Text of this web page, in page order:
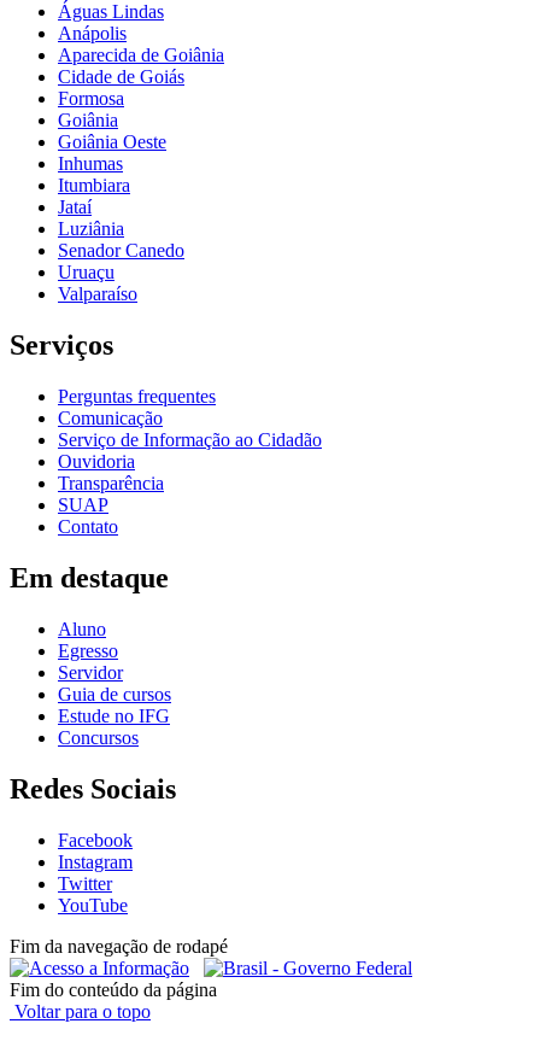
Águas Lindas
Anápolis
Aparecida de Goiânia
Cidade de Goiás
Formosa
Goiânia
Goiânia Oeste
Inhumas
Itumbiara
Jataí
Luziânia
Senador Canedo
Uruaçu
Valparaíso
Serviços
Perguntas frequentes
Comunicação
Serviço de Informação ao Cidadão
Ouvidoria
Transparência
SUAP
Contato
Em destaque
Aluno
Egresso
Servidor
Guia de cursos
Estude no IFG
Concursos
Redes Sociais
Facebook
Instagram
Twitter
YouTube
Fim da navegação de rodapé
Fim do conteúdo da página
Voltar para o topo